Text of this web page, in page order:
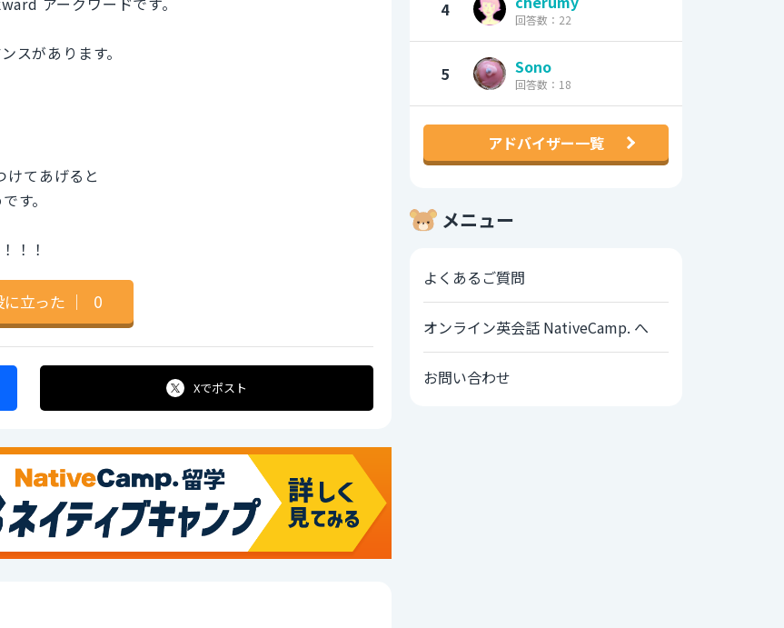
スがあります。
てあげると
す。
！！
に立った ｜ 0
Xでポスト
4 回答数：22
5 Sono
回答数：18
アドバイザー一覧
メニュー
よくあるご質問
オンライン英会話 NativeCamp. へ
お問い合わせ